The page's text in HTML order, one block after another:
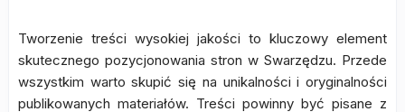
Tworzenie treści wysokiej jakości to kluczowy element
skutecznego pozycjonowania stron w Swarzędzu. Przede
wszystkim warto skupić się na unikalności i oryginalności
publikowanych materiałów. Treści powinny być pisane z